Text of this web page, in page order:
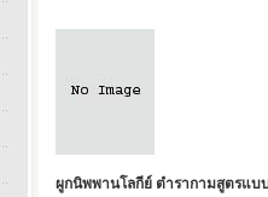
ผูกนิพพานโลกีย์ ตำรากามสูตรแบ